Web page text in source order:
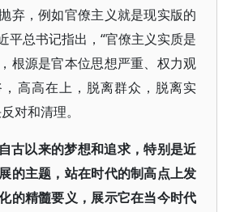
弃，例如官僚主义就是现实版的
平总书记指出，“官僚主义实质是
根源是官本位思想严重、权力观
高高在上，脱离群众，脱离实
对和清理。
古以来的梦想和追求，特别是近
的主题，站在时代的制高点上发
的精髓要义，展示它在当今时代